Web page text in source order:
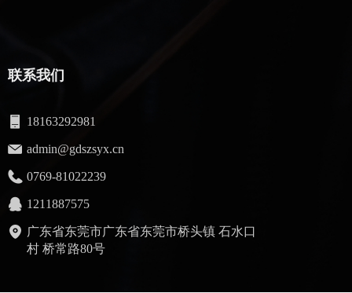
18163292981
admin@gdszsyx.cn
0769-81022239
1211887575
广东省东莞市广东省东莞市桥头镇 石水口
村 桥常路80号
联系我们